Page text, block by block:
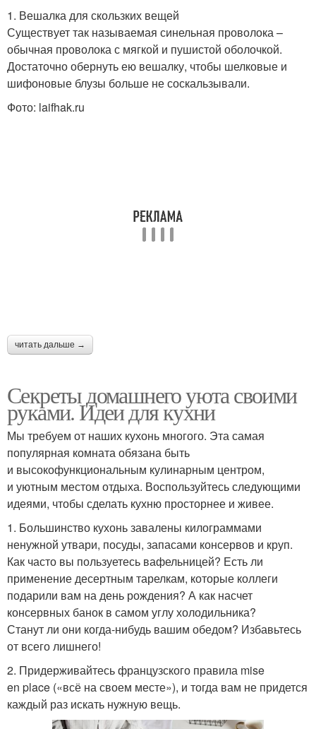
1. Вешалка для скользких вещей
Существует так называемая синельная проволока –
обычная проволока с мягкой и пушистой оболочкой.
Достаточно обернуть ею вешалку, чтобы шелковые и
шифоновые блузы больше не соскальзывали.
Фото: laifhak.ru
читать дальше →
Секреты домашнего уюта своими
руками. Идеи для кухни
Мы требуем от наших кухонь многого. Эта самая
популярная комната обязана быть
и высокофункциональным кулинарным центром,
и уютным местом отдыха. Воспользуйтесь следующими
идеями, чтобы сделать кухню просторнее и живее.
1. Большинство кухонь завалены килограммами
ненужной утвари, посуды, запасами консервов и круп.
Как часто вы пользуетесь вафельницей? Есть ли
применение десертным тарелкам, которые коллеги
подарили вам на день рождения? А как насчет
консервных банок в самом углу холодильника?
Станут ли они когда-нибудь вашим обедом? Избавьтесь
от всего лишнего!
2. Придерживайтесь французского правила mise
en place («всё на своем месте»), и тогда вам не придется
каждый раз искать нужную вещь.